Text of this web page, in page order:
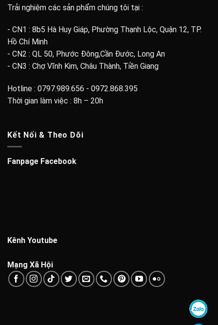
Trải nghiệm các sản phẩm chúng tôi tại :
- CN1 : 8b5 Hà Huy Giáp, Phường Thạnh Lộc, Quận 12, TP.
Hồ Chí Minh
- CN2 : QL 50, Phước Đông,Cần Đước, Long An
- CN3 : Chợ Vĩnh Kim, Châu Thành, Tiền Giang
Hotline : 0797.989.656 - 0972.868.395
Thời gian làm việc : 8h – 20h
Kết Nối & Theo Dõi
Fanpage Facebook
Kênh Youtube
Mạng Xã Hội